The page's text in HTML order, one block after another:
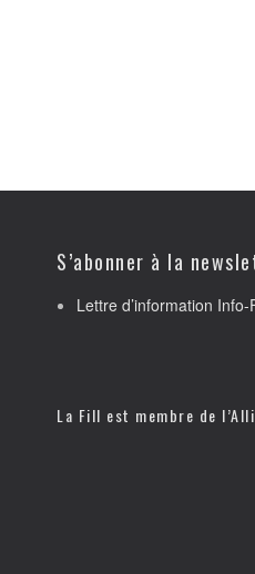
S’abonner à la
Lettre d’information Info-
La Fill est membre de l’